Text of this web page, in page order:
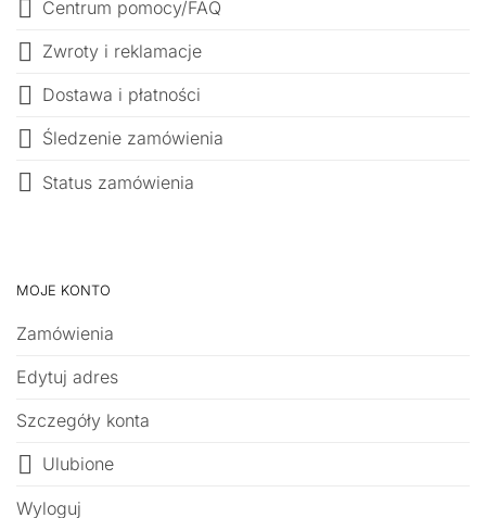
Centrum pomocy/FAQ
Zwroty i reklamacje
Dostawa i płatności
Śledzenie zamówienia
Status zamówienia
MOJE KONTO
Zamówienia
Edytuj adres
Szczegóły konta
Ulubione
Wyloguj